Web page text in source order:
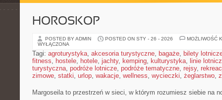
HOROSKOP
POSTED BY ADMIN POSTED ON STY - 26 - 2026
MOŻLIWOŚĆ
WYŁĄCZONA
Tagi: agroturystyka, akcesoria turystyczne, bagaże, bilety
fitness, hostele, hotele, jachty, kemping, kulturystyka, linie
turystyczna, podróże lotnicze, podróże tematyczne, rejsy,
zimowe, statki, urlop, wakacje, wellness, wycieczki, żeglarstwo,
Margoseila to przestrzeń w sieci, w którym rozumiesz siebie na